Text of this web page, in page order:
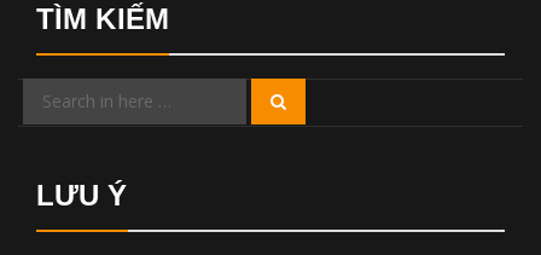
TÌM KIẾM
Search
LƯU Ý